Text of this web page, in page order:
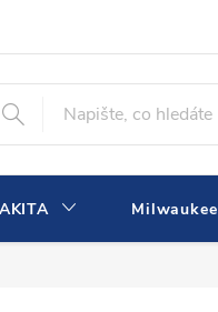
Milwaukee